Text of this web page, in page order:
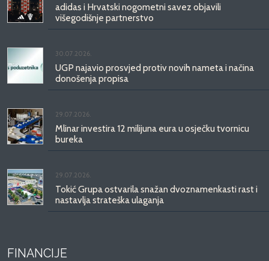
adidas i Hrvatski nogometni savez objavili
višegodišnje partnerstvo
30.07.2026.
UGP najavio prosvjed protiv novih nameta i načina
donošenja propisa
29.07.2026.
Mlinar investira 12 milijuna eura u osječku tvornicu
bureka
29.07.2026.
Tokić Grupa ostvarila snažan dvoznamenkasti rast i
nastavlja strateška ulaganja
FINANCIJE